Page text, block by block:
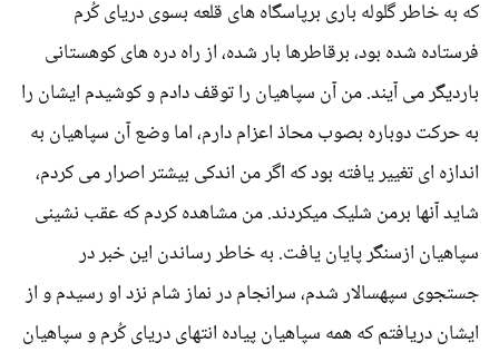
که به خاطر گلوله باری برپاسگاه های قلعه بسوی دریای کُرم
فرستاده شده بود، برقاطرها بار شده، از راه دره های کوهستانی
باردیگر می آیند. من آن سپاهیان را توقف دادم و کوشیدم ایشان را
به حرکت دوباره بصوب محاذ اعزام دارم، اما وضع آن سپاهیان به
اندازه ای تغییر یافته بود که اگر من اندکی بیشتر اصرار می کردم،
شاید آنها برمن شلیک میکردند. من مشاهده کردم که عقب نشینی
سپاهیان ازسنگر پایان یافت. به خاطر رساندن این خبر در
جستجوی سپهسالار شدم، سرانجام در نماز شام نزد او رسیدم و از
ایشان دریافتم که همه سپاهیان پیاده انتهای دریای کُرم و سپاهیان